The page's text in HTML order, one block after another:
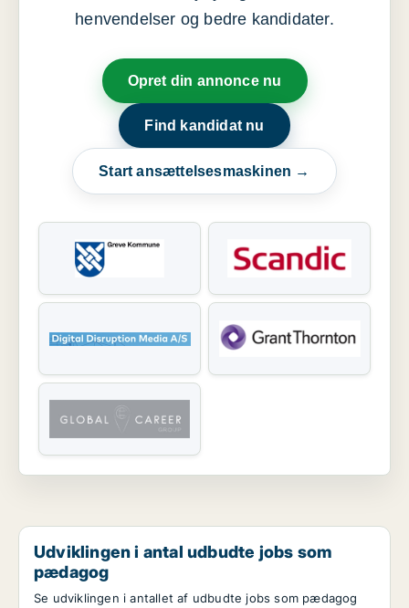
henvendelser og bedre kandidater.
Opret din annonce nu
Find kandidat nu
Start ansættelsesmaskinen →
Udviklingen i antal udbudte jobs som
pædagog
Se udviklingen i antallet af udbudte jobs som pædagog